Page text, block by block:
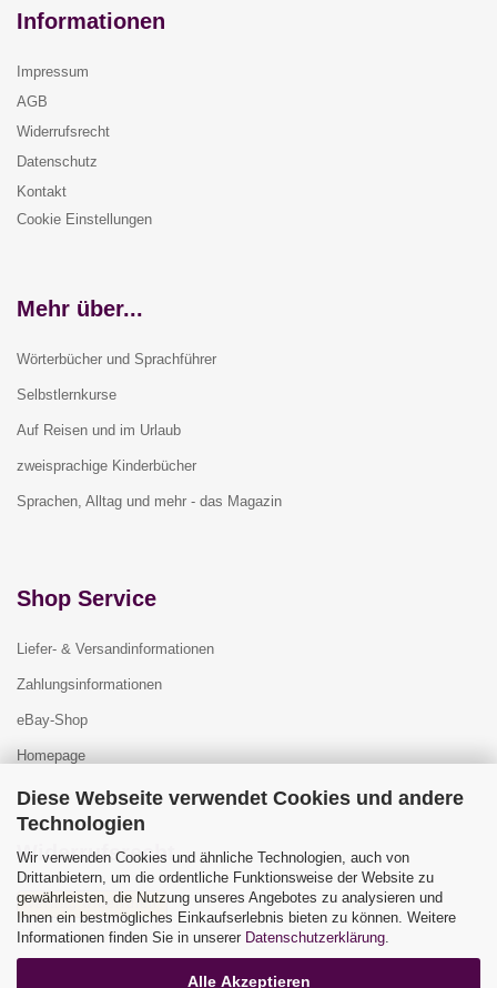
Diese Webseite verwendet Cookies und andere
Technologien
Wir verwenden Cookies und ähnliche Technologien, auch von
Drittanbietern, um die ordentliche Funktionsweise der Website zu
gewährleisten, die Nutzung unseres Angebotes zu analysieren und
Ihnen ein bestmögliches Einkaufserlebnis bieten zu können. Weitere
Informationen finden Sie in unserer Datenschutzerklärung
Alle Akzeptieren
Informationen
Impressum
AGB
Widerrufsrecht
Datenschutz
Kontakt
Cookie Einstellungen
Mehr über...
Wörterbücher und Sprachführer
Selbstlernkurse
Auf Reisen und im Urlaub
zweisprachige Kinderbücher
Sprachen, Alltag und mehr - das Magazin
Shop Service
Liefer- & Versandinformationen
Zahlungsinformationen
eBay-Shop
Homepage
Widerrufsrecht
Vertrag widerrufen
Widerrufsbelehrung